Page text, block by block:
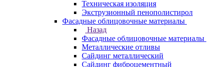
Техническая изоляция
Экструзионный пенополистирол
Фасадные облицовочные материалы
Назад
Фасадные облицовочные материалы
Металлические отливы
Сайдинг металлический
Сайдинг фиброцементный